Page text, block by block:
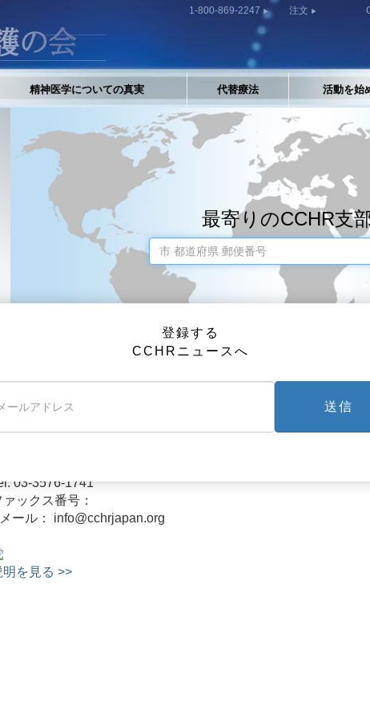
1-800-869-2247 注文
精神医学についての真実 代替療法 活動を始
最寄りのCCHR支
民の人権擁護の会日本
03-3576-1741
ァックス番号：
ール： info@cchrjapan.org
明を見る >>
登録する
CCHRニュースへ
送信